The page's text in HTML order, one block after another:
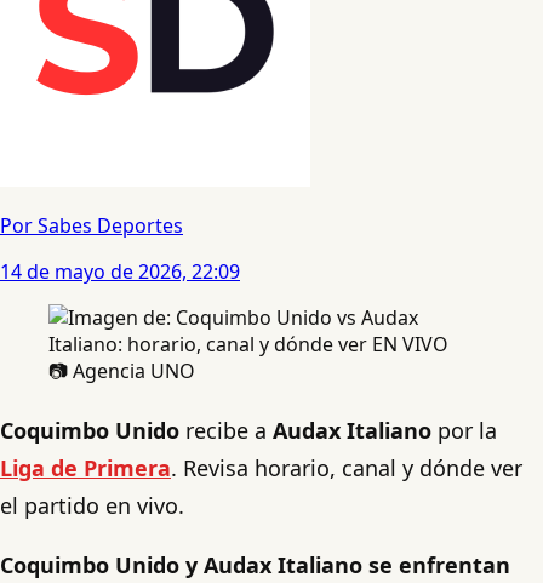
Por Sabes Deportes
14 de mayo de 2026, 22:09
📷 Agencia UNO
Coquimbo Unido recibe a Audax Italiano por la
Liga de Primera. Revisa horario, canal y dónde ver
el partido en vivo.
Coquimbo Unido y Audax Italiano se enfrentan